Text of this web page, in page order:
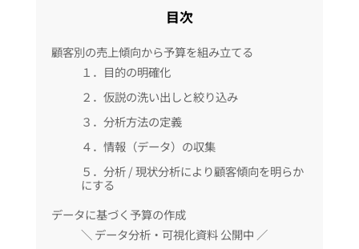
目次
顧客別の売上傾向から予算を組み立てる
１．目的の明確化
２．仮説の洗い出しと絞り込み
３．分析方法の定義
４．情報（データ）の収集
５．分析 / 現状分析により顧客傾向を明らか
にする
データに基づく予算の作成
＼ データ分析・可視化資料 公開中 ／